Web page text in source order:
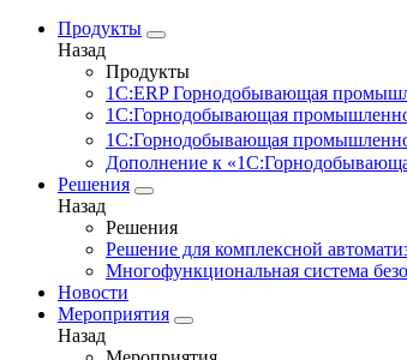
Продукты
Назад
Продукты
1С:ERP Горнодобывающая
1С:Горнодобывающая
1С:Горнодобывающая
Дополнение к
Решения
Назад
Решения
Решение для комплексной
Многофункциональная система
Новости
Мероприятия
Назад